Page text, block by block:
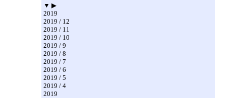
▼ ▶
2019
2019 / 12
2019 / 11
2019 / 10
2019 / 9
2019 / 8
2019 / 7
2019 / 6
2019 / 5
2019 / 4
2019